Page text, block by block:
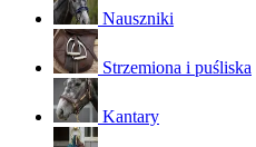
Nauszniki
Strzemiona i puśliska
Kantary